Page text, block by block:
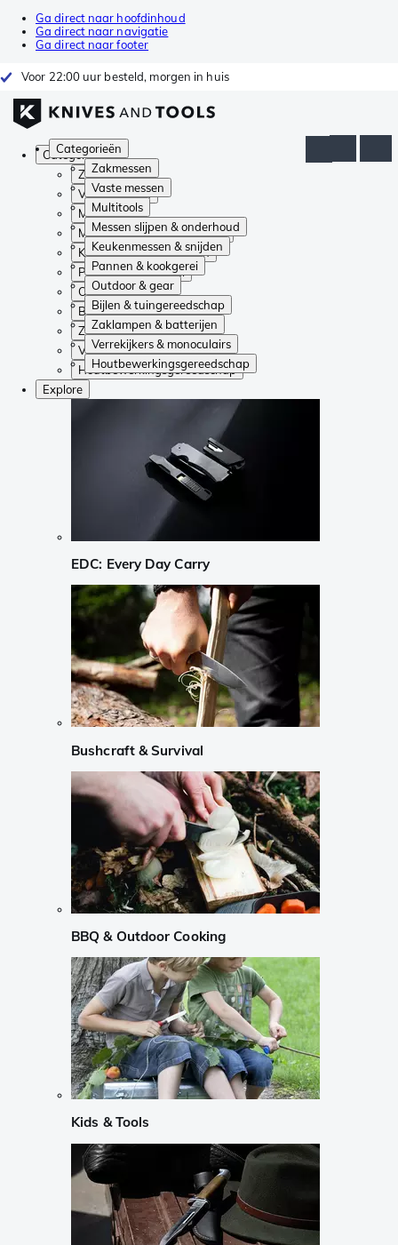
Ga direct naar hoofdinhoud
Ga direct naar navigatie
Ga direct naar footer
Voor 22:00 uur besteld, morgen in huis
Categorieën
Zakmessen
Vaste messen
Multitools
Messen slijpen & onderhoud
Keukenmessen & snijden
Pannen & kookgerei
Outdoor & gear
Bijlen & tuingereedschap
Zaklampen & batterijen
Verrekijkers & monoculairs
Houtbewerkingsgereedschap
Categorieën
Zakmessen
Vaste messen
Multitools
Messen slijpen & onderhoud
Keukenmessen & snijden
Pannen & kookgerei
Outdoor & gear
Bijlen & tuingereedschap
Zaklampen & batterijen
Verrekijkers & monoculairs
Houtbewerkingsgereedschap
Explore
EDC: Every Day Carry
Bushcraft & Survival
BBQ & Outdoor Cooking
Kids & Tools